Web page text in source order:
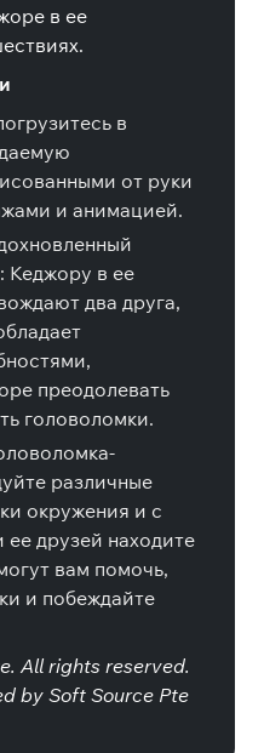
в ее
в
от руки
и анимацией.
Кеджору в ее
два друга,
преодолевать
головоломки.
различные
окружения и с
друзей находите
вам помочь,
и побеждайте
All rights reserved.
by Soft Source Pte